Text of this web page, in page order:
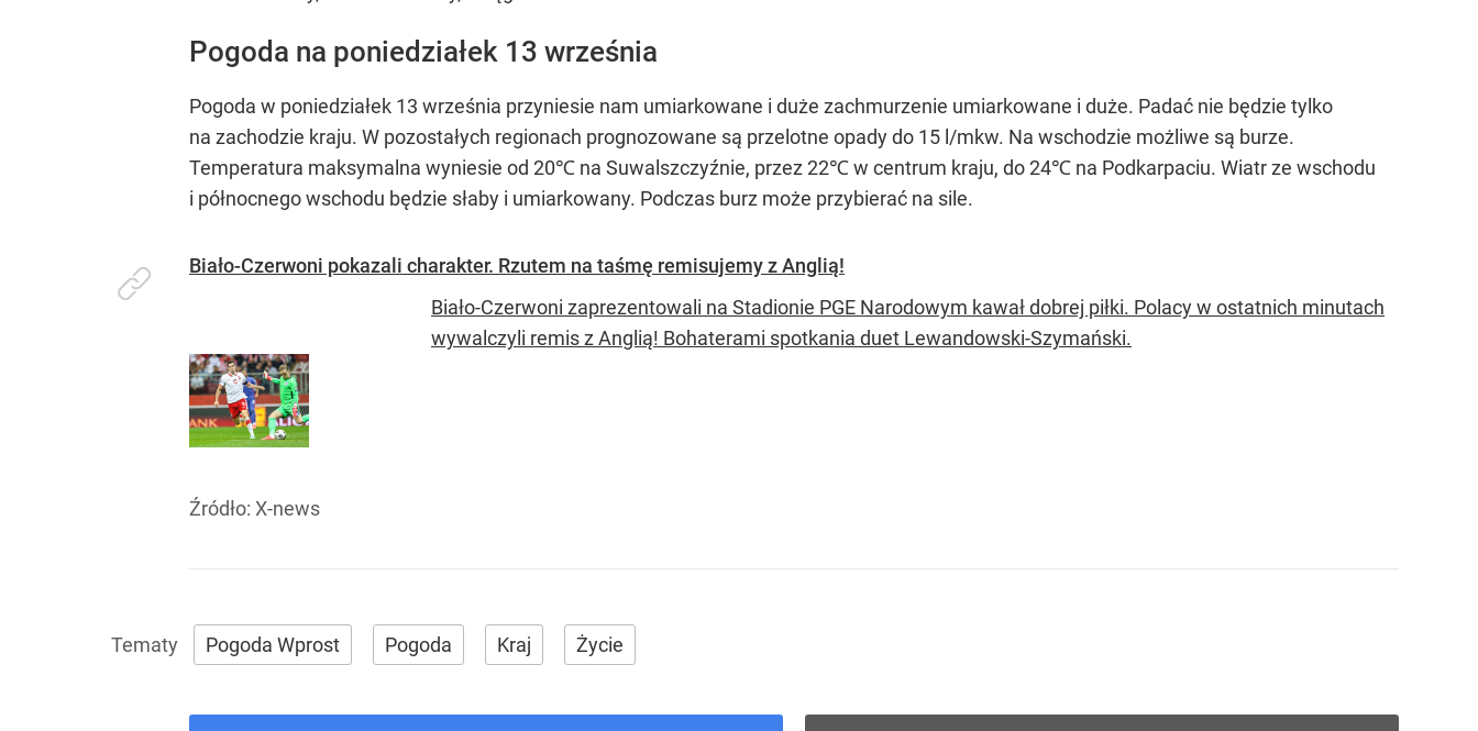
Pogoda na poniedziałek 13 września
Pogoda w poniedziałek 13 września przyniesie nam umiarkowane i duże zachmurzenie umiarkowane i duże. Padać nie będzie tylko
na zachodzie kraju. W pozostałych regionach prognozowane są przelotne opady do 15 l/mkw. Na wschodzie możliwe są burze.
Temperatura maksymalna wyniesie od 20℃ na Suwalszczyźnie, przez 22℃ w centrum kraju, do 24℃ na Podkarpaciu. Wiatr ze wschodu
i północnego wschodu będzie słaby i umiarkowany. Podczas burz może przybierać na sile.
Biało-Czerwoni pokazali charakter. Rzutem na taśmę remisujemy z Anglią!
Biało-Czerwoni zaprezentowali na Stadionie PGE Narodowym kawał dobrej piłki. Polacy w ostatnich minutach
wywalczyli remis z Anglią! Bohaterami spotkania duet Lewandowski-Szymański.
Źródło: X-news
Pogoda Wprost Pogoda Kraj Życie